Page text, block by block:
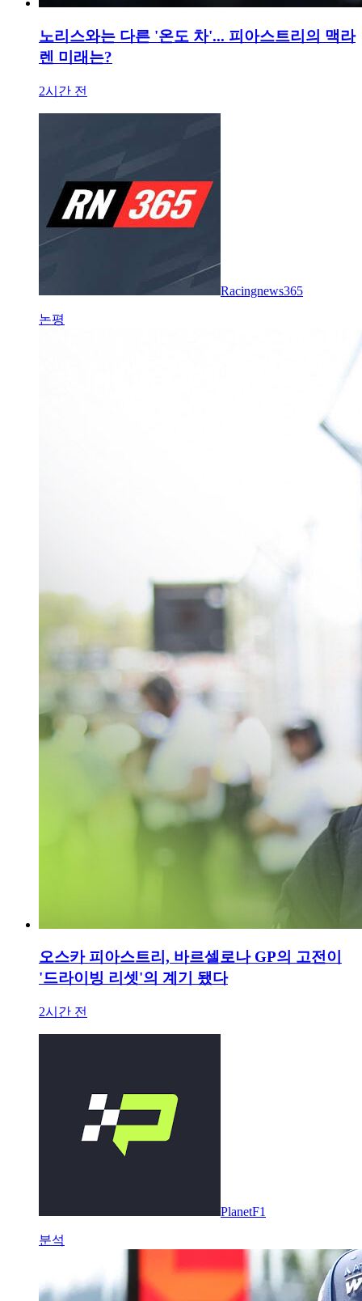
노리스와는 다른 '온도 차'... 피아스트리의 맥라
렌 미래는?
2시간 전
Racingnews365
논평
오스카 피아스트리, 바르셀로나 GP의 고전이
'드라이빙 리셋'의 계기 됐다
2시간 전
PlanetF1
분석